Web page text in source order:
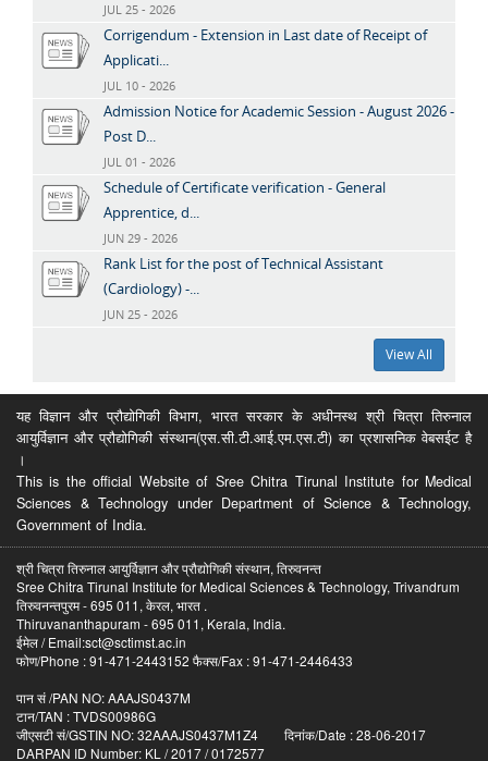
JUL 25 - 2026
Corrigendum - Extension in Last date of Receipt of
Applicati...
JUL 10 - 2026
Admission Notice for Academic Session - August 2026 -
Post D...
JUL 01 - 2026
Schedule of Certificate verification - General
Apprentice, d...
JUN 29 - 2026
Rank List for the post of Technical Assistant
(Cardiology) -...
JUN 25 - 2026
View All
यह विज्ञान और प्रौद्योगिकी विभाग, भारत सरकार के अधीनस्थ श्री चित्रा तिरुनाल
आयुर्विज्ञान और प्रौद्योगिकी संस्थान(एस.सी.टी.आई.एम.एस.टी) का प्रशासनिक वेबसईट है
।
This is the official Website of Sree Chitra Tirunal Institute for Medical
Sciences & Technology under Department of Science & Technology,
Government of India.
श्री चित्रा तिरुनाल आयुर्विज्ञान और प्रौद्योगिकी संस्थान, तिरुवनन्त
Sree Chitra Tirunal Institute for Medical Sciences & Technology, Trivandrum
तिरुवनन्तपुरम - 695 011, केरल, भारत .
Thiruvananthapuram - 695 011, Kerala, India.
ईमेल / Email:sct@sctimst.ac.in
फोण/Phone : 91-471-2443152 फैक्स/Fax : 91-471-2446433
पान सं /PAN NO: AAAJS0437M
टान/TAN : TVDS00986G
जीएसटी सं/GSTIN NO: 32AAAJS0437M1Z4 दिनांक/Date : 28-06-2017
DARPAN ID Number: KL / 2017 / 0172577